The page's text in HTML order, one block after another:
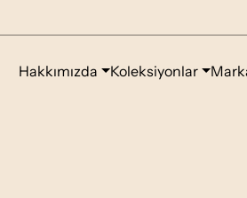
Hakkımızda Koleksiyonlar